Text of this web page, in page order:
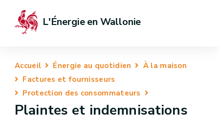
L'Énergie en Wallonie
Accueil Énergie au quotidien
À la maison
Factures et fournisseurs
Protection des consommateurs
Plaintes et indemnisations